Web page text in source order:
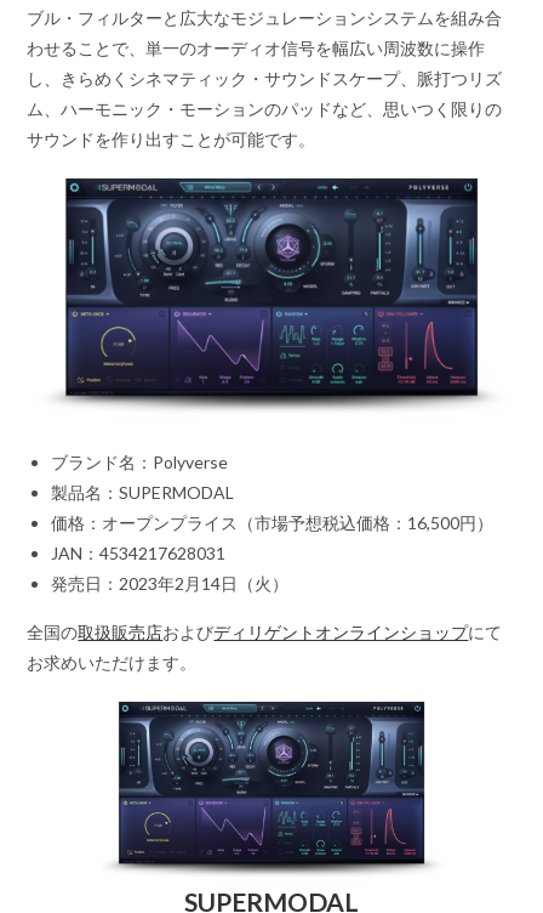
ブル・フィルターと広大なモジュレーションシステムを組み合
わせることで、単一のオーディオ信号を幅広い周波数に操作
し、きらめくシネマティック・サウンドスケープ、脈打つリズ
ム、ハーモニック・モーションのパッドなど、思いつく限りの
サウンドを作り出すことが可能です。
ブランド名：Polyverse
製品名：SUPERMODAL
価格：オープンプライス（市場予想税込価格：16,500円）
JAN：4534217628031
発売日：2023年2月14日（火）
全国の取扱販売店およびディリゲントオンラインショップにて
お求めいただけます。
SUPERMODAL